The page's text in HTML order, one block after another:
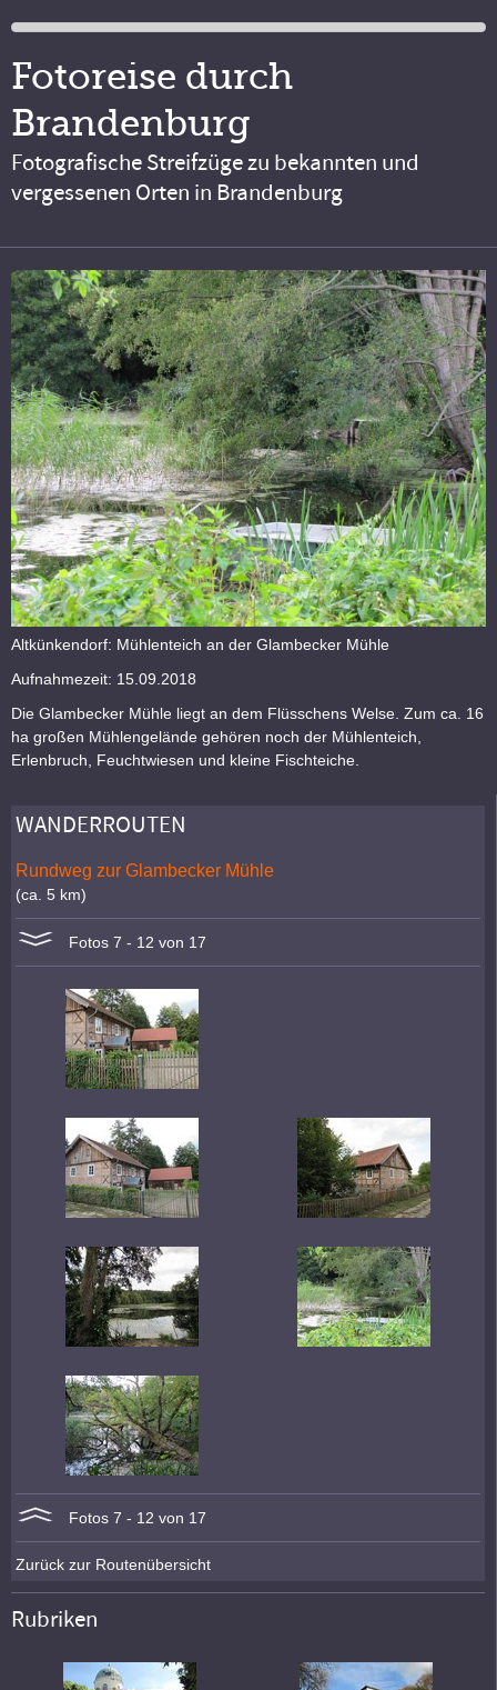
Fotoreise durch
Brandenburg
Fotografische Streifzüge zu bekannten und
vergessenen Orten in Brandenburg
Altkünkendorf: Mühlenteich an der Glambecker Mühle
Aufnahmezeit: 15.09.2018
Die Glambecker Mühle liegt an dem Flüsschens Welse. Zum ca. 16
ha großen Mühlengelände gehören noch der Mühlenteich,
Erlenbruch, Feuchtwiesen und kleine Fischteiche.
WANDERROUTEN
Rundweg zur Glambecker Mühle
(ca. 5 km)
Fotos 7 - 12 von 17
Fotos 7 - 12 von 17
Zurück zur Routenübersicht
Rubriken